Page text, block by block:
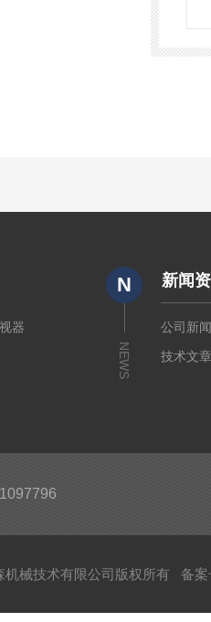
器
N
NEWS
新闻
公司新
技术文
机械技术有限公司版权所有 备案